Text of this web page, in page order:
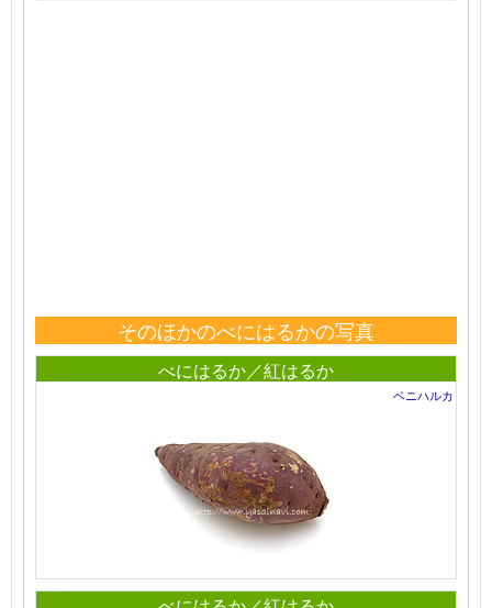
そのほかのべにはるかの写真
べにはるか／紅はるか
ベニハルカ